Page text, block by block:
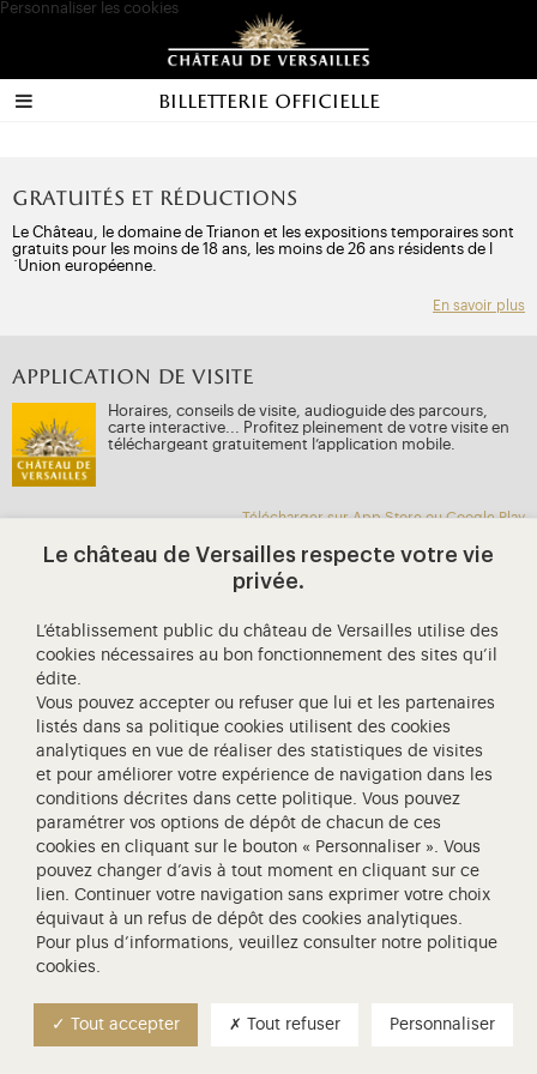
Billetterie officielle
Gratuités et réductions
Le Château, le domaine de Trianon et les expositions temporaires sont
gratuits pour les moins de 18 ans, les moins de 26 ans résidents de l
´Union européenne.
En savoir plus
APPLICATION DE VISITE
Horaires, conseils de visite, audioguide des parcours,
carte interactive... Profitez pleinement de votre visite en
téléchargeant gratuitement l’application mobile.
Télécharger sur App Store ou Google Play
Nous Contacter ici
Conditions générales de vente
PAIEMENT 100% SÉCURISÉ
Personnaliser les cookies
Le château de Versailles respecte votre vie
privée.
L’établissement public du château de Versailles utilise des
cookies nécessaires au bon fonctionnement des sites qu’il
édite.
Vous pouvez accepter ou refuser que lui et les partenaires
listés dans sa politique cookies utilisent des cookies
analytiques en vue de réaliser des statistiques de visites
et pour améliorer votre expérience de navigation dans les
conditions décrites dans cette politique. Vous pouvez
paramétrer vos options de dépôt de chacun de ces
cookies en cliquant sur le bouton « Personnaliser ». Vous
pouvez changer d’avis à tout moment en cliquant surce
lien. Continuer votre navigation sans exprimer votre choix
équivaut à un refus de dépôt des cookies analytiques.
Pour plus d’informations, veuillez consulter notre politique
cookies.
Tout accepter Tout refuser Personnaliser